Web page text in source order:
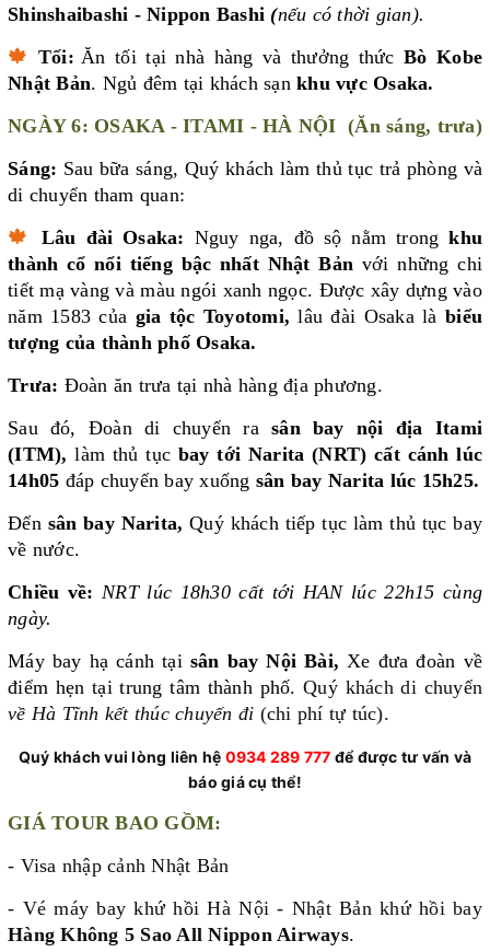
Shinshaibashi - Nippon Bashi (nếu có thời gian).
🍁 Tối: Ăn tối tại nhà hàng và thưởng thứcBò Kobe
Nhật Bản. Ngủ đêm tại khách sạn khu vực Osaka.
NGÀY 6: OSAKA - ITAMI - HÀ NỘI (Ăn sáng, trưa)
Sáng: Sau bữa sáng, Quý khách làm thủ tục trả phòng và
di chuyển tham quan:
🍁
Lâu đài Osaka: Nguy nga, đồ sộ nằm trongkhu
thành cổ nổi tiếng bậc nhất Nhật Bản với những chi
tiết mạ vàng và màu ngói xanh ngọc. Được xây dựng vào
năm 1583 của gia tộc Toyotomi, lâu đài Osaka làbiểu
tượng của thành phố Osaka.
Trưa: Đoàn ăn trưa tại nhà hàng địa phương.
Sau đó, Đoàn di chuyển rasân bay nội địa Itami
(ITM), làm thủ tục bay tới Narita (NRT) cất cánh lúc
14h05 đáp chuyến bay xuống sân bay Narita lúc 15h25.
Đến sân bay Narita, Quý khách tiếp tục làm thủ tục bay
về nước.
Chiều về: NRT lúc 18h30 cất tới HAN lúc 22h15 cùng
ngày.
Máy bay hạ cánh tại sân bay Nội Bài, Xe đưa đoàn về
điểm hẹn tại trung tâm thành phố.Quý khách di chuyển
về Hà Tĩnh kết thúc chuyến đi (chi phí tự túc).
Quý khách vui lòng liên hệ 0934 289 777 để được tư vấn và
báo giá cụ thể!
GIÁ TOUR BAO GỒM:
- Visa nhập cảnh Nhật Bản
- Vé máy bay khứ hồi Hà Nội - Nhật Bản khứ hồi bay
Hàng Không 5 Sao All Nippon Airways.